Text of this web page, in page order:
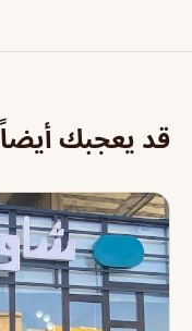
قد يعجبك أيضاً